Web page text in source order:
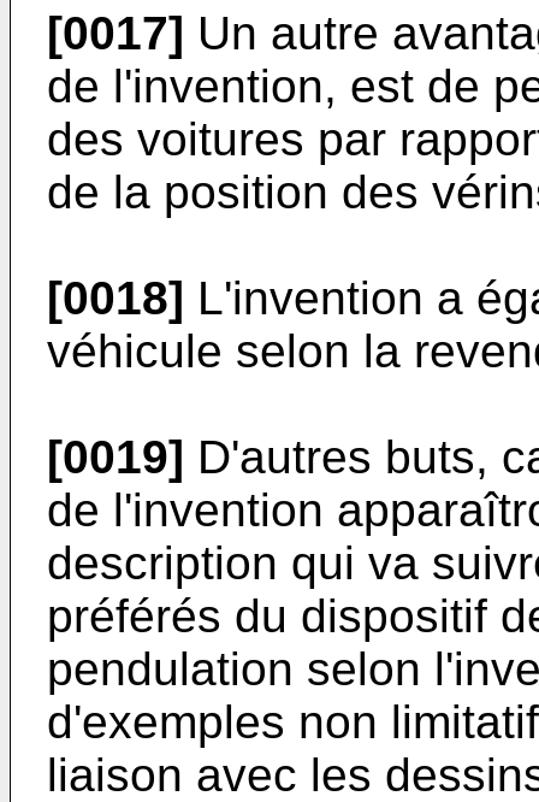
[0017] Un autre
de l'invention, est de
des voitures par
de la position des
[0018] L'invention a
véhicule selon la
[0019] D'autres buts,
de l'invention
description qui va
préférés du dispositif
pendulation selon
d'exemples non
liaison avec les